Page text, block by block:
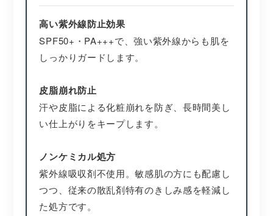
高い紫外線防止効果
SPF50+・PA+++で、強い紫外線からも肌を
しっかりガードします。
皮脂崩れ防止
汗や皮脂による化粧崩れを防ぎ、長時間美し
い仕上がりをキープします。
ノンケミカル処方
紫外線吸収剤不使用。敏感肌の方にも配慮し
つつ、従来の散乱剤特有のきしみ感を軽減し
た処方です。